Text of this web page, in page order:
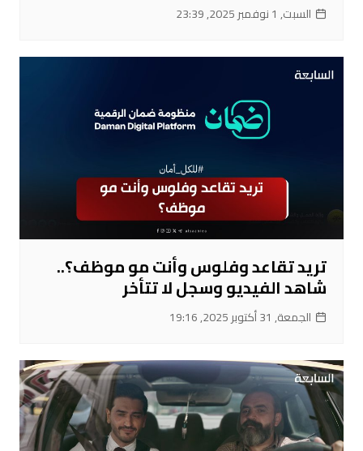
السبت, 1 نوفمبر 2025, 23:39
تريد تقاعد وفلوس وأنت مو موظف؟..
شاهد الفيديو وسجل لا تتأخر
الجمعة, 31 أكتوبر 2025, 19:16